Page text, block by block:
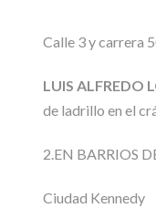
Calle 3 y carrera
LUIS ALFREDO
de ladrillo en el
2.EN BARRIOS
Ciudad Kennedy